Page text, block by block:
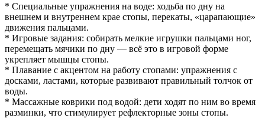
* Специальные упражнения на воде: ходьба по дну на
внешнем и внутреннем крае стопы, перекаты, «царапающие»
движения пальцами.
* Игровые задания: собирать мелкие игрушки пальцами ног,
перемещать мячики по дну — всё это в игровой форме
укрепляет мышцы стопы.
* Плавание с акцентом на работу стопами: упражнения с
досками, ластами, которые развивают правильный толчок от
воды.
* Массажные коврики под водой: дети ходят по ним во время
разминки, что стимулирует рефлекторные зоны стопы.